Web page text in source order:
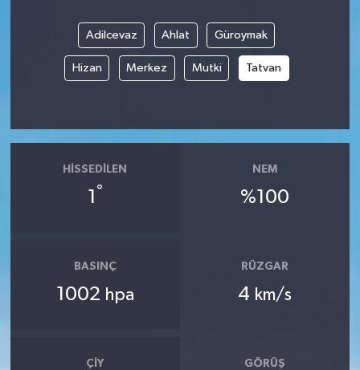
Adilcevaz Ahlat Güroymak
Hizan Merkez Mutki Tatvan
HISSEDILEN
1 °
NEM
%100
BASINÇ
1002 hpa
RÜZGAR
4 km/s
ÇIY GÖRÜŞ